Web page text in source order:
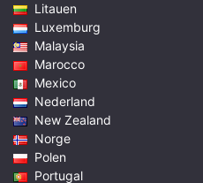
Litauen
Luxemburg
Malaysia
Marocco
Mexico
Nederland
New Zealand
Norge
Polen
Portugal